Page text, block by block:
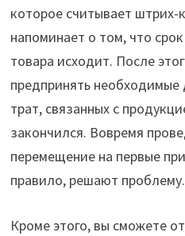
которое считывает
напоминает о том, что
товара исходит. После
предпринять
трат, связанных с
закончился. Вовремя
перемещение на первые
правило, решают проблему.
Кроме этого, вы сможете